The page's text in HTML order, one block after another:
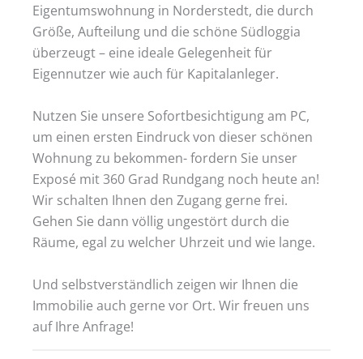
Eigentumswohnung in Norderstedt, die durch
Größe, Aufteilung und die schöne Südloggia
überzeugt – eine ideale Gelegenheit für
Eigennutzer wie auch für Kapitalanleger.
Nutzen Sie unsere Sofortbesichtigung am PC,
um einen ersten Eindruck von dieser schönen
Wohnung zu bekommen- fordern Sie unser
Exposé mit 360 Grad Rundgang noch heute an!
Wir schalten Ihnen den Zugang gerne frei.
Gehen Sie dann völlig ungestört durch die
Räume, egal zu welcher Uhrzeit und wie lange.
Und selbstverständlich zeigen wir Ihnen die
Immobilie auch gerne vor Ort. Wir freuen uns
auf Ihre Anfrage!